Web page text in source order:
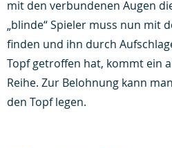
mit den verbundenen Augen
„blinde“ Spieler muss nun mit
finden und ihn durch
Topf getroffen hat, kommt ein
Reihe. Zur Belohnung kann
den Topf legen.